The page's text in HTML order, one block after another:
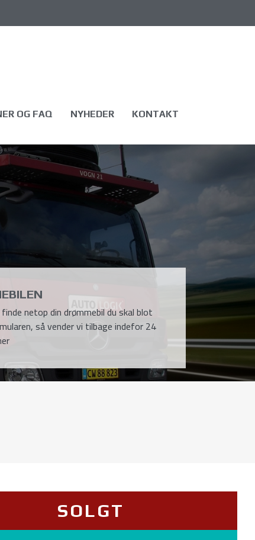
OG FAQ NYHEDER KONTAKT
netop din drømmebil du skal blot
så vender vi tilbage indefor 24
SOLGT